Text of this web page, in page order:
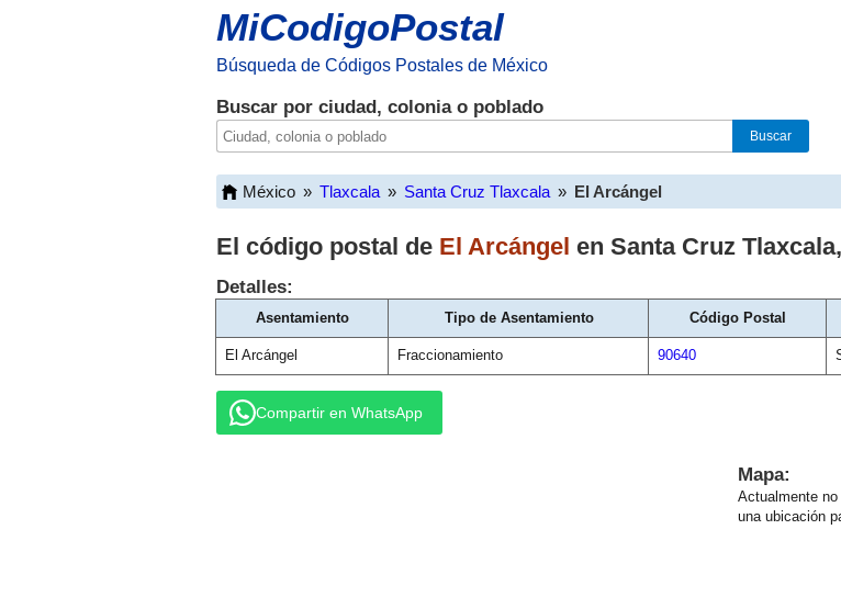
MiCodigoPostal
Búsqueda de Códigos Postales de México
Buscar por ciudad, colonia o poblado
México » Tlaxcala » Santa Cruz Tlaxcala » El Arcángel
El código postal de El Arcángel en Santa Cruz Tlaxcala,
Detalles:
Asentamiento Tipo de Asentamiento Código Postal
El Arcángel Fraccionamiento 90640
Compartir en WhatsApp
Mapa:
Actualmente
una ubicación